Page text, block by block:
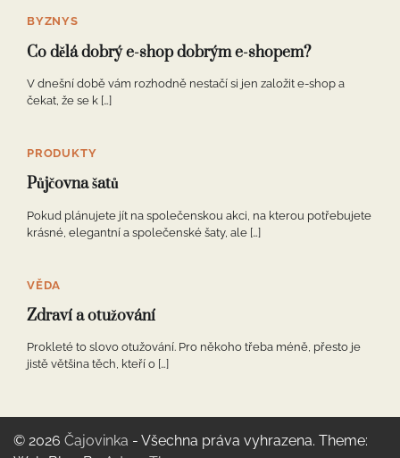
BYZNYS
Co dělá dobrý e-shop dobrým e-shopem?
V dnešní době vám rozhodně nestačí si jen založit e-shop a
čekat, že se k […]
PRODUKTY
Půjčovna šatů
Pokud plánujete jít na společenskou akci, na kterou potřebujete
krásné, elegantní a společenské šaty, ale […]
VĚDA
Zdraví a otužování
Prokleté to slovo otužování. Pro někoho třeba méně, přesto je
jistě většina těch, kteří o […]
© 2026 Čajovinka - Všechna práva vyhrazena. Theme: